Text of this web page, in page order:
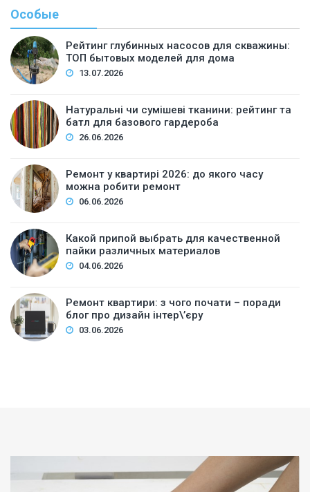
Особые
Рейтинг глубинных насосов для скважины:
ТОП бытовых моделей для дома
13.07.2026
Натуральні чи сумішеві тканини: рейтинг та
батл для базового гардероба
26.06.2026
Ремонт у квартирі 2026: до якого часу
можна робити ремонт
06.06.2026
Какой припой выбрать для качественной
пайки различных материалов
04.06.2026
Ремонт квартири: з чого почати – поради
блог про дизайн інтер\’єру
03.06.2026